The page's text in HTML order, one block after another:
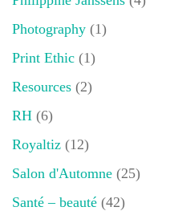
Photography (1)
Print Ethic (1)
Resources (2)
RH (6)
Royaltiz (12)
Salon d'Automne (25)
Santé – beauté (42)